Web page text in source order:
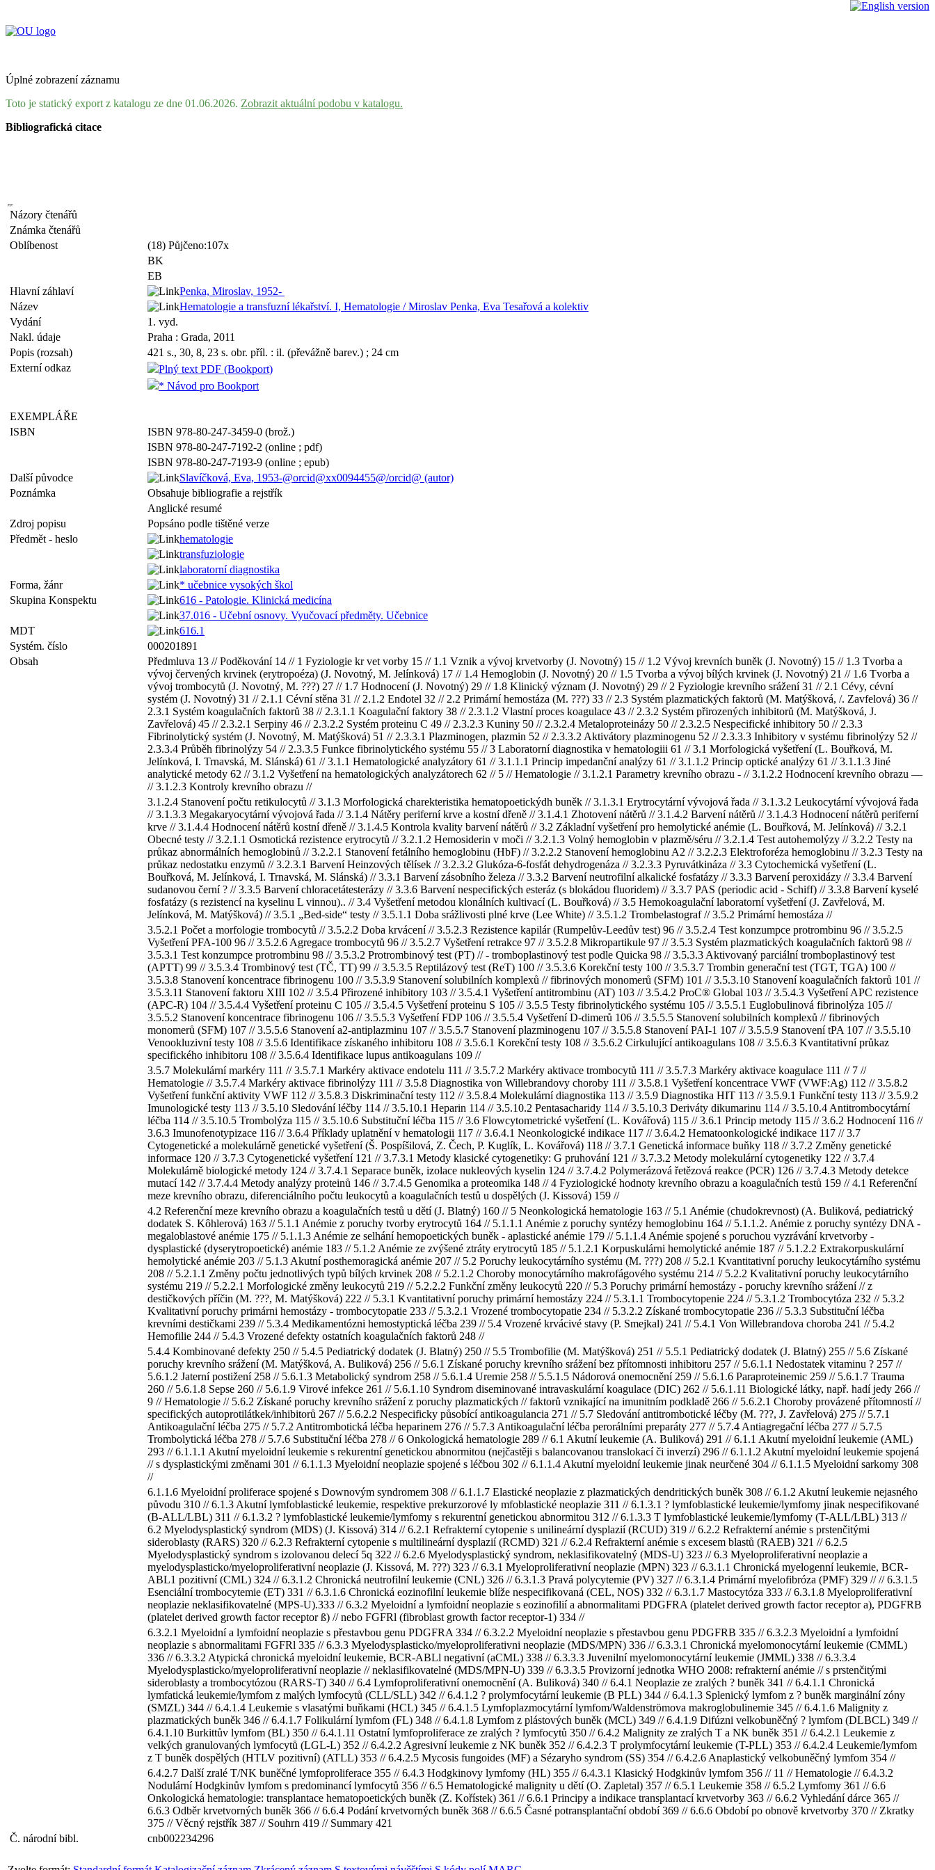
Úplné zobrazení záznamu
Toto je statický export z katalogu ze dne 01.06.2026. Zobrazit aktuální podobu v katalogu.
Bibliografická citace
Názory čtenářů
Známka čtenářů
Oblíbenost
(18) Půjčeno:107x
BK
EB
Hlavní záhlaví
Penka, Miroslav, 1952-
Název
Hematologie a transfuzní lékařství. I, Hematologie / Miroslav Penka, Eva Tesařová a kolektiv
Vydání
1. vyd.
Nakl. údaje
Praha : Grada, 2011
Popis (rozsah)
421 s., 30, 8, 23 s. obr. příl. : il. (převážně barev.) ; 24 cm
Externí odkaz
Plný text PDF (Bookport)
* Návod pro Bookport
EXEMPLÁŘE
ISBN
ISBN 978-80-247-3459-0 (brož.)
ISBN 978-80-247-7192-2 (online ; pdf)
ISBN 978-80-247-7193-9 (online ; epub)
Další původce
Slavíčková, Eva, 1953-@orcid@xx0094455@/orcid@ (autor)
Poznámka
Obsahuje bibliografie a rejstřík
Anglické resumé
Zdroj popisu
Popsáno podle tištěné verze
Předmět - heslo
hematologie
transfuziologie
laboratorní diagnostika
Forma, žánr
* učebnice vysokých škol
Skupina Konspektu
616 - Patologie. Klinická medicína
37.016 - Učební osnovy. Vyučovací předměty. Učebnice
MDT
616.1
Systém. číslo
000201891
Obsah
Předmluva 13 // Poděkování 14 // 1 Fyziologie kr vet vorby 15 // 1.1 Vznik a vývoj krvetvorby (J. Novotný) 15 // 1.2 Vývoj krevních buněk (J. Novotný) 15 // 1.3 Tvorba a
vývoj červených krvinek (erytropoéza) (J. Novotný, M. Jelínková) 17 // 1.4 Hemoglobin (J. Novotný) 20 // 1.5 Tvorba a vývoj bílých krvinek (J. Novotný) 21 // 1.6 Tvorba a
vývoj trombocytů (J. Novotný, M. ???) 27 // 1.7 Hodnocení (J. Novotný) 29 // 1.8 Klinický význam (J. Novotný) 29 // 2 Fyziologie krevního srážení 31 // 2.1 Cévy, cévní
systém (J. Novotný) 31 // 2.1.1 Cévní stěna 31 // 2.1.2 Endotel 32 // 2.2 Primární hemostáza (M. ???) 33 // 2.3 Systém plazmatických faktorů (M. Matýšková, /. Zavfelová) 36 //
2.3.1 Systém koagulačních faktorů 38 // 2.3.1.1 Koagulační faktory 38 // 2.3.1.2 Vlastní proces koagulace 43 // 2.3.2 Systém přirozených inhibitorů (M. Matýšková, J.
Zavřelová) 45 // 2.3.2.1 Serpiny 46 // 2.3.2.2 Systém proteinu C 49 // 2.3.2.3 Kuniny 50 // 2.3.2.4 Metaloproteinázy 50 // 2.3.2.5 Nespecifické inhibitory 50 // 2.3.3
Fibrinolytický systém (J. Novotný, M. Matýšková) 51 // 2.3.3.1 Plazminogen, plazmin 52 // 2.3.3.2 Aktivátory plazminogenu 52 // 2.3.3.3 Inhibitory v systému fibrinolýzy 52 //
2.3.3.4 Průběh fibrinolýzy 54 // 2.3.3.5 Funkce fibrinolytického systému 55 // 3 Laboratorní diagnostika v hematologiii 61 // 3.1 Morfologická vyšetření (L. Bouřková, M.
Jelínková, I. Trnavská, M. Slánská) 61 // 3.1.1 Hematologické analyzátory 61 // 3.1.1.1 Princip impedanční analýzy 61 // 3.1.1.2 Princip optické analýzy 61 // 3.1.1.3 Jiné
analytické metody 62 // 3.1.2 Vyšetření na hematologických analyzátorech 62 // 5 // Hematologie // 3.1.2.1 Parametry krevního obrazu - // 3.1.2.2 Hodnocení krevního obrazu —
// 3.1.2.3 Kontroly krevního obrazu //
3.1.2.4 Stanovení počtu retikulocytů // 3.1.3 Morfologická charekteristika hematopoetickýdh buněk // 3.1.3.1 Erytrocytární vývojová řada // 3.1.3.2 Leukocytární vývojová řada
// 3.1.3.3 Megakaryocytární vývojová řada // 3.1.4 Nátěry periferní krve a kostní dřeně // 3.1.4.1 Zhotovení nátěrů // 3.1.4.2 Barvení nátěrů // 3.1.4.3 Hodnocení nátěrů periferní
krve // 3.1.4.4 Hodnocení nátěrů kostní dřeně // 3.1.4.5 Kontrola kvality barvení nátěrů // 3.2 Základní vyšetření pro hemolytické anémie (L. Bouřková, M. Jelínková) // 3.2.1
Obecné testy // 3.2.1.1 Osmotická rezistence erytrocytů // 3.2.1.2 Hemosiderin v moči // 3.2.1.3 Volný hemoglobin v plazmě/séru // 3.2.1.4 Test autohemolýzy // 3.2.2 Testy na
průkaz abnormálních hemoglobinů // 3.2.2.1 Stanovení fetálního hemoglobinu (HbF) // 3.2.2.2 Stanovení hemoglobinu A2 // 3.2.2.3 Elektroforéza hemoglobinu // 3.2.3 Testy na
průkaz nedostatku enzymů // 3.2.3.1 Barvení Heinzových tělísek // 3.2.3.2 Glukóza-6-fosfát dehydrogenáza // 3.2.3.3 Pyruvátkináza // 3.3 Cytochemická vyšetření (L.
Bouřková, M. Jelínková, I. Trnavská, M. Slánská) // 3.3.1 Barvení zásobního železa // 3.3.2 Barvení neutrofilní alkalické fosfatázy // 3.3.3 Barvení peroxidázy // 3.3.4 Barvení
sudanovou černí ? // 3.3.5 Barvení chloracetátesterázy // 3.3.6 Barvení nespecifických esteráz (s blokádou fluoridem) // 3.3.7 PAS (periodic acid - Schiff) // 3.3.8 Barvení kyselé
fosfatázy (s rezistencí na kyselinu L vinnou).. // 3.4 Vyšetření metodou klonálních kultivací (L. Bouřková) // 3.5 Hemokoagulační laboratorní vyšetření (J. Zavřelová, M.
Jelínková, M. Matýšková) // 3.5.1 „Bed-side“ testy // 3.5.1.1 Doba srážlivosti plné krve (Lee White) // 3.5.1.2 Trombelastograf // 3.5.2 Primární hemostáza //
3.5.2.1 Počet a morfologie trombocytů // 3.5.2.2 Doba krvácení // 3.5.2.3 Rezistence kapilár (Rumpelův-Leedův test) 96 // 3.5.2.4 Test konzumpce protrombinu 96 // 3.5.2.5
Vyšetření PFA-100 96 // 3.5.2.6 Agregace trombocytů 96 // 3.5.2.7 Vyšetření retrakce 97 // 3.5.2.8 Mikropartikule 97 // 3.5.3 Systém plazmatických koagulačních faktorů 98 //
3.5.3.1 Test konzumpce protrombinu 98 // 3.5.3.2 Protrombinový test (PT) // - tromboplastinový test podle Quicka 98 // 3.5.3.3 Aktivovaný parciální tromboplastinový test
(APTT) 99 // 3.5.3.4 Trombinový test (TČ, TT) 99 // 3.5.3.5 Reptilázový test (ReT) 100 // 3.5.3.6 Korekční testy 100 // 3.5.3.7 Trombin generační test (TGT, TGA) 100 //
3.5.3.8 Stanovení koncentrace fibrinogenu 100 // 3.5.3.9 Stanovení solubilních komplexů // fibrinových monomerů (SFM) 101 // 3.5.3.10 Stanovení koagulačních faktorů 101 //
3.5.3.11 Stanovení faktoru XIII 102 // 3.5.4 Přirozené inhibitory 103 // 3.5.4.1 Vyšetření antitrombinu (AT) 103 // 3.5.4.2 ProC® Global 103 // 3.5.4.3 Vyšetření APC rezistence
(APC-R) 104 // 3.5.4.4 Vyšetření proteinu C 105 // 3.5.4.5 Vyšetření proteinu S 105 // 3.5.5 Testy fibrinolytického systému 105 // 3.5.5.1 Euglobulinová fibrinolýza 105 //
3.5.5.2 Stanovení koncentrace fibrinogenu 106 // 3.5.5.3 Vyšetření FDP 106 // 3.5.5.4 Vyšetření D-dimerů 106 // 3.5.5.5 Stanovení solubilních komplexů // fibrinových
monomerů (SFM) 107 // 3.5.5.6 Stanovení a2-antiplazminu 107 // 3.5.5.7 Stanovení plazminogenu 107 // 3.5.5.8 Stanovení PAI-1 107 // 3.5.5.9 Stanovení tPA 107 // 3.5.5.10
Venookluzivní testy 108 // 3.5.6 Identifikace získaného inhibitoru 108 // 3.5.6.1 Korekční testy 108 // 3.5.6.2 Cirkulující antikoagulans 108 // 3.5.6.3 Kvantitativní průkaz
specifického inhibitoru 108 // 3.5.6.4 Identifikace lupus antikoagulans 109 //
3.5.7 Molekulární markéry 111 // 3.5.7.1 Markéry aktivace endotelu 111 // 3.5.7.2 Markéry aktivace trombocytů 111 // 3.5.7.3 Markéry aktivace koagulace 111 // 7 //
Hematologie // 3.5.7.4 Markéry aktivace fibrinolýzy 111 // 3.5.8 Diagnostika von Willebrandovy choroby 111 // 3.5.8.1 Vyšetření koncentrace VWF (VWF:Ag) 112 // 3.5.8.2
Vyšetření funkční aktivity VWF 112 // 3.5.8.3 Diskriminační testy 112 // 3.5.8.4 Molekulární diagnostika 113 // 3.5.9 Diagnostika HIT 113 // 3.5.9.1 Funkční testy 113 // 3.5.9.2
Imunologické testy 113 // 3.5.10 Sledování léčby 114 // 3.5.10.1 Heparin 114 // 3.5.10.2 Pentasacharidy 114 // 3.5.10.3 Deriváty dikumarinu 114 // 3.5.10.4 Antitrombocytární
léčba 114 // 3.5.10.5 Trombolýza 115 // 3.5.10.6 Substituční léčba 115 // 3.6 Flowcytometrické vyšetření (L. Kovářová) 115 // 3.6.1 Princip metody 115 // 3.6.2 Hodnocení 116 //
3.6.3 Imunofenotypizace 116 // 3.6.4 Příklady uplatnění v hematologii 117 // 3.6.4.1 Neonkologické indikace 117 // 3.6.4.2 Hematoonkologické indikace 117 // 3.7
Cytogenetické a molekulárně genetické vyšetření (Š. Pospíšilová, Z. Čech, P. Kuglík, L. Kovářová) 118 // 3.7.1 Genetická informace buňky 118 // 3.7.2 Změny genetické
informace 120 // 3.7.3 Cytogenetické vyšetření 121 // 3.7.3.1 Metody klasické cytogenetiky: G pruhování 121 // 3.7.3.2 Metody molekulární cytogenetiky 122 // 3.7.4
Molekulárně biologické metody 124 // 3.7.4.1 Separace buněk, izolace nukleových kyselin 124 // 3.7.4.2 Polymerázová řetězová reakce (PCR) 126 // 3.7.4.3 Metody detekce
mutací 142 // 3.7.4.4 Metody analýzy proteinů 146 // 3.7.4.5 Genomika a proteomika 148 // 4 Fyziologické hodnoty krevního obrazu a koagulačních testů 159 // 4.1 Referenční
meze krevního obrazu, diferenciálního počtu leukocytů a koagulačních testů u dospělých (J. Kissová) 159 //
4.2 Referenční meze krevního obrazu a koagulačních testů u dětí (J. Blatný) 160 // 5 Neonkologická hematologie 163 // 5.1 Anémie (chudokrevnost) (A. Buliková, pediatrický
dodatek S. Kôhlerová) 163 // 5.1.1 Anémie z poruchy tvorby erytrocytů 164 // 5.1.1.1 Anémie z poruchy syntézy hemoglobinu 164 // 5.1.1.2. Anémie z poruchy syntézy DNA -
megaloblastové anémie 175 // 5.1.1.3 Anémie ze selhání hemopoetických buněk - aplastické anémie 179 // 5.1.1.4 Anémie spojené s poruchou vyzrávání krvetvorby -
dysplastické (dyserytropoetické) anémie 183 // 5.1.2 Anémie ze zvýšené ztráty erytrocytů 185 // 5.1.2.1 Korpuskulárni hemolytické anémie 187 // 5.1.2.2 Extrakorpuskulární
hemolytické anémie 203 // 5.1.3 Akutní posthemoragická anémie 207 // 5.2 Poruchy leukocytárního systému (M. ???) 208 // 5.2.1 Kvantitativní poruchy leukocytárního systému
208 // 5.2.1.1 Změny počtu jednotlivých typů bílých krvinek 208 // 5.2.1.2 Choroby monocytárního makrofágového systému 214 // 5.2.2 Kvalitativní poruchy leukocytárního
systému 219 // 5.2.2.1 Morfologické změny leukocytů 219 // 5.2.2.2 Funkční změny leukocytů 220 // 5.3 Poruchy primární hemostázy - poruchy krevního srážení // z
destičkových příčin (M. ???, M. Matýšková) 222 // 5.3.1 Kvantitativní poruchy primární hemostázy 224 // 5.3.1.1 Trombocytopenie 224 // 5.3.1.2 Trombocytóza 232 // 5.3.2
Kvalitativní poruchy primárni hemostázy - trombocytopatie 233 // 5.3.2.1 Vrozené trombocytopatie 234 // 5.3.2.2 Získané trombocytopatie 236 // 5.3.3 Substituční léčba
krevními destičkami 239 // 5.3.4 Medikamentózni hemostyptická léčba 239 // 5.4 Vrozené krvácivé stavy (P. Smejkal) 241 // 5.4.1 Von Willebrandova choroba 241 // 5.4.2
Hemofilie 244 // 5.4.3 Vrozené defekty ostatních koagulačních faktorů 248 //
5.4.4 Kombinované defekty 250 // 5.4.5 Pediatrický dodatek (J. Blatný) 250 // 5.5 Trombofilie (M. Matýšková) 251 // 5.5.1 Pediatrický dodatek (J. Blatný) 255 // 5.6 Získané
poruchy krevního srážení (M. Matýšková, A. Buliková) 256 // 5.6.1 Získané poruchy krevního srážení bez přítomnosti inhibitoru 257 // 5.6.1.1 Nedostatek vitaminu ? 257 //
5.6.1.2 Jaterní postižení 258 // 5.6.1.3 Metabolický syndrom 258 // 5.6.1.4 Uremie 258 // 5.5.1.5 Nádorová onemocnění 259 // 5.6.1.6 Paraproteinemic 259 // 5.6.1.7 Trauma
260 // 5.6.1.8 Sepse 260 // 5.6.1.9 Virové infekce 261 // 5.6.1.10 Syndrom diseminované intravaskulární koagulace (DIC) 262 // 5.6.1.11 Biologické látky, např. hadí jedy 266 //
9 // Hematologie // 5.6.2 Získané poruchy krevního srážení z poruchy plazmatických // faktorů vznikající na imunitním podkladě 266 // 5.6.2.1 Choroby provázené přítomností //
specifických autoprotilátkek/inhibitorů 267 // 5.6.2.2 Nespecificky působící antikoagulancia 271 // 5.7 Sledování antitrombotické léčby (M. ???, J. Zavřelová) 275 // 5.7.1
Antikoagulační léčba 275 // 5.7.2 Antitrombotická léčba heparinem 276 // 5.7.3 Antikoagulační léčba perorálními preparáty 277 // 5.7.4 Antiagregační léčba 277 // 5.7.5
Trombolytická léčba 278 // 5.7.6 Substituční léčba 278 // 6 Onkologická hematologie 289 // 6.1 Akutní leukemie (A. Buliková) 291 // 6.1.1 Akutní myeloidní leukemie (AML)
293 // 6.1.1.1 Akutní myeloidní leukemie s rekurentní genetickou abnormitou (nejčastěji s balancovanou translokací či inverzí) 296 // 6.1.1.2 Akutní myeloidní leukemie spojená
// s dysplastickými změnami 301 // 6.1.1.3 Myeloidní neoplazie spojené s léčbou 302 // 6.1.1.4 Akutní myeloidní leukemie jinak neurčené 304 // 6.1.1.5 Myeloidní sarkomy 308
//
6.1.1.6 Myeloidní proliferace spojené s Downovým syndromem 308 // 6.1.1.7 Elastické neoplazie z plazmatických dendritických buněk 308 // 6.1.2 Akutní leukemie nejasného
původu 310 // 6.1.3 Akutní lymfoblastické leukemie, respektive prekurzorové ly mfoblastické neoplazie 311 // 6.1.3.1 ? lymfoblastické leukemie/lymfomy jinak nespecifikované
(B-ALL/LBL) 311 // 6.1.3.2 ? lymfoblastické leukemie/lymfomy s rekurentní genetickou abnormitou 312 // 6.1.3.3 T lymfoblastické leukemie/lymfomy (T-ALL/LBL) 313 //
6.2 Myelodysplastický syndrom (MDS) (J. Kissová) 314 // 6.2.1 Refrakterní cytopenie s unilineární dysplazií (RCUD) 319 // 6.2.2 Refrakterní anémie s prstenčitými
sideroblasty (RARS) 320 // 6.2.3 Refrakterní cytopenie s multilineární dysplazií (RCMD) 321 // 6.2.4 Refrakterní anémie s excesem blastů (RAEB) 321 // 6.2.5
Myelodysplastický syndrom s izolovanou delecí 5q 322 // 6.2.6 Myelodysplastický syndrom, neklasifikovatelný (MDS-U) 323 // 6.3 Myeloproliferativní neoplazie a
myelodysplasticko/myeloproliferativní neoplazie (J. Kissová, M. ???) 323 // 6.3.1 Myeloproliferativní neoplazie (MPN) 323 // 6.3.1.1 Chronická myelogenní leukemie, BCR-
ABL1 pozitivní (CML) 324 // 6.3.1.2 Chronická neutrofilní leukemie (CNL) 326 // 6.3.1.3 Pravá polycytemie (PV) 327 // 6.3.1.4 Primární myelofibróza (PMF) 329 // // 6.3.1.5
Esenciální trombocytemie (ET) 331 // 6.3.1.6 Chronická eozinofilní leukemie blíže nespecifikovaná (CEL, NOS) 332 // 6.3.1.7 Mastocytóza 333 // 6.3.1.8 Myeloproliferativní
neoplazie neklasifikovatelné (MPS-U).333 // 6.3.2 Myeloidní a lymfoidní neoplazie s eozinofilií a abnormalitami PDGFRA (platelet derived growth factor receptor a), PDGFRB
(platelet derived growth factor receptor ß) // nebo FGFRl (fibroblast growth factor receptor-1) 334 //
6.3.2.1 Myeloidní a lymfoidní neoplazie s přestavbou genu PDGFRA 334 // 6.3.2.2 Myeloidní neoplazie s přestavbou genu PDGFRB 335 // 6.3.2.3 Myeloidní a lymfoidní
neoplazie s abnormalitami FGFRl 335 // 6.3.3 Myelodysplasticko/myeloproliferativni neoplazie (MDS/MPN) 336 // 6.3.3.1 Chronická myelomonocytární leukemie (CMML)
336 // 6.3.3.2 Atypická chronická myeloidní leukemie, BCR-ABLl negativní (aCML) 338 // 6.3.3.3 Juvenilní myelomonocytární leukemie (JMML) 338 // 6.3.3.4
Myelodysplasticko/myeloproliferativní neoplazie // neklasifikovatelné (MDS/MPN-U) 339 // 6.3.3.5 Provizorní jednotka WHO 2008: refrakterní anémie // s prstenčitými
sideroblasty a trombocytózou (RARS-T) 340 // 6.4 Lymfoproliferativní onemocnění (A. Buliková) 340 // 6.4.1 Neoplazie ze zralých ? buněk 341 // 6.4.1.1 Chronická
lymfatická leukemie/lymfom z malých lymfocytů (CLL/SLL) 342 // 6.4.1.2 ? prolymfocytární leukemie (B PLL) 344 // 6.4.1.3 Splenický lymfom z ? buněk marginální zóny
(SMZL) 344 // 6.4.1.4 Leukemie s vlasatými buňkami (HCL) 345 // 6.4.1.5 Lymfoplazmocytární lymfom/Waldenströmova makroglobulinemie 345 // 6.4.1.6 Malignity z
plazmatických buněk 346 // 6.4.1.7 Folikulární lymfom (FL) 348 // 6.4.1.8 Lymfom z plástových buněk (MCL) 349 // 6.4.1.9 Difúzni velkobuněčný ? lymfom (DLBCL) 349 //
6.4.1.10 Burkittův lymfom (BL) 350 // 6.4.1.11 Ostatní lymfoproliferace ze zralých ? lymfocytů 350 // 6.4.2 Malignity ze zralých T a NK buněk 351 // 6.4.2.1 Leukemie z
velkých granulovaných lymfocytů (LGL-L) 352 // 6.4.2.2 Agresivní leukemie z NK buněk 352 // 6.4.2.3 T prolymfocytární leukemie (T-PLL) 353 // 6.4.2.4 Leukemie/lymfom
z T buněk dospělých (HTLV pozitivní) (ATLL) 353 // 6.4.2.5 Mycosis fungoides (MF) a Sézaryho syndrom (SS) 354 // 6.4.2.6 Anaplastický velkobuněčný lymfom 354 //
6.4.2.7 Další zralé T/NK buněčné lymfoproliferace 355 // 6.4.3 Hodgkinovy lymfomy (HL) 355 // 6.4.3.1 Klasický Hodgkinův lymfom 356 // 11 // Hematologie // 6.4.3.2
Nodulární Hodgkinův lymfom s predominancí lymfocytů 356 // 6.5 Hematologické malignity u dětí (O. Zapletal) 357 // 6.5.1 Leukemie 358 // 6.5.2 Lymfomy 361 // 6.6
Onkologická hematologie: transplantace hematopoetických buněk (Z. Kořístek) 361 // 6.6.1 Principy a indikace transplantací krvetvorby 363 // 6.6.2 Vyhledání dárce 365 //
6.6.3 Odběr krvetvorných buněk 366 // 6.6.4 Podání krvetvorných buněk 368 // 6.6.5 Časné potransplantační období 369 // 6.6.6 Období po obnově krvetvorby 370 // Zkratky
375 // Věcný rejstřík 387 // Souhrn 419 // Summary 421
Č. národní bibl.
cnb002234296